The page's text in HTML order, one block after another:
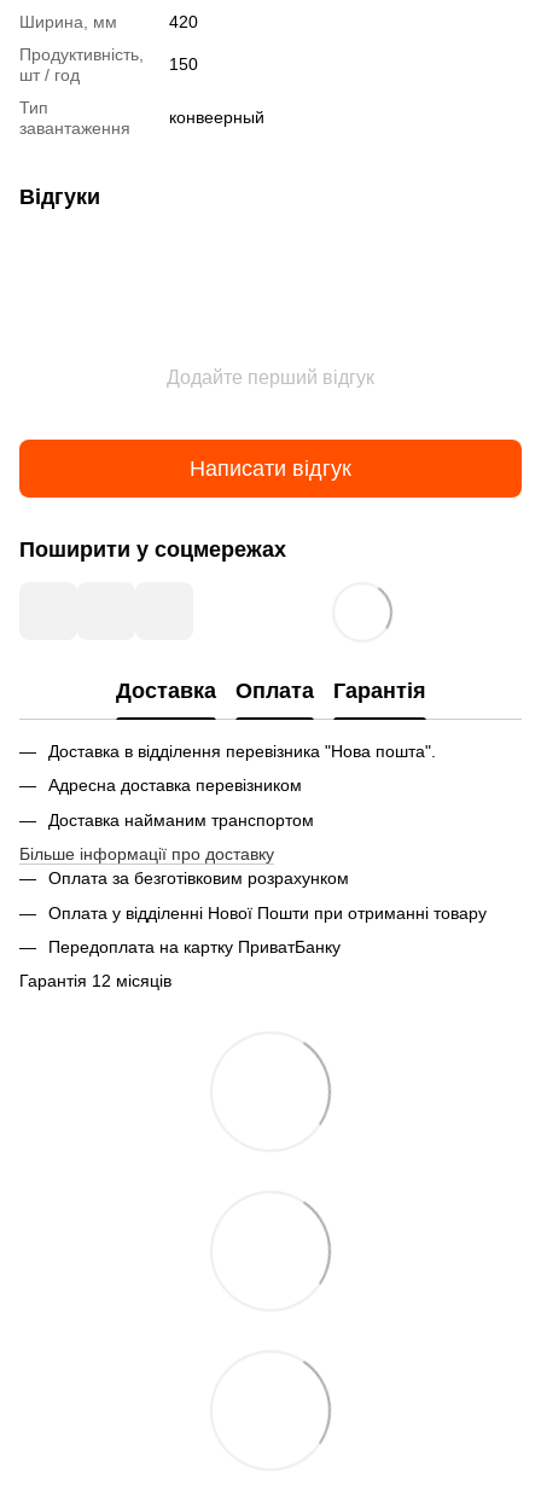
Ширина, мм
420
Продуктивність,
шт / год
150
Тип
завантаження
конвеерный
Відгуки
Додайте перший відгук
Написати відгук
Поширити у соцмережах
Доставка Оплата Гарантія
Доставка в відділення перевізника "Нова пошта".
Адресна доставка перевізником
Доставка найманим транспортом
Більше інформації про доставку
Оплата за безготівковим розрахунком
Оплата у відділенні Нової Пошти при отриманні товару
Передоплата на картку ПриватБанку
Гарантія 12 місяців